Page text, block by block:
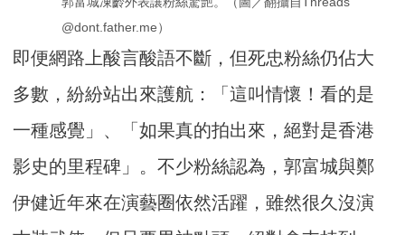
@dont.father.me）
即便網路上酸言酸語不斷，但死忠粉絲仍佔大
多數，紛紛站出來護航：「這叫情懷！看的是
一種感覺」、「如果真的拍出來，絕對是香港
影史的里程碑」。不少粉絲認為，郭富城與鄭
伊健近年來在演藝圈依然活躍，雖然很久沒演